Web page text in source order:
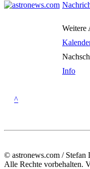
Weitere
Info
^
© astronews.com / Stefan
Alle Rechte vorbehalten.